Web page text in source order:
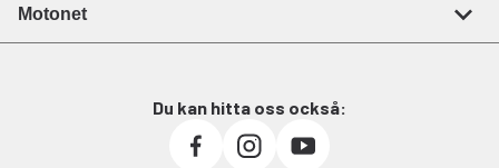
Motonet
Du kan hitta oss också: